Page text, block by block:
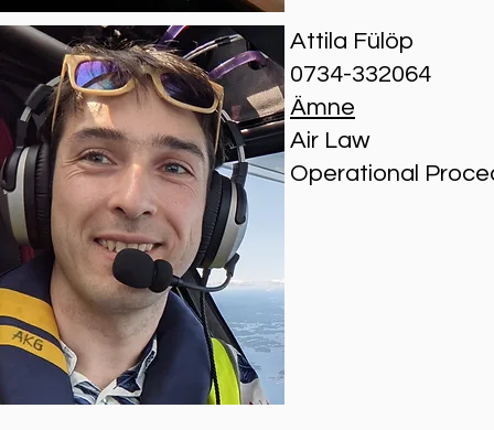
Attila Fülöp
0734-332064
Ämne
Air Law
Operational